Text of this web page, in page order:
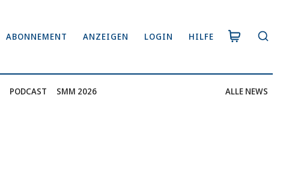
ABONNEMENT ANZEIGEN LOGIN HILFE
PODCAST SMM 2026 ALLE NEWS